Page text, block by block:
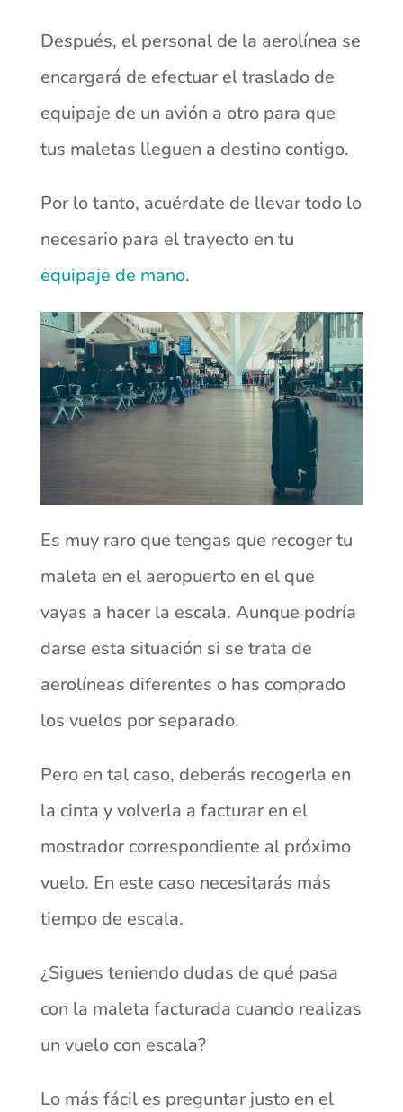
Después, el personal de la aerolínea se
encargará de efectuar el traslado de
equipaje de un avión a otro para que
tus maletas lleguen a destino contigo.
Por lo tanto, acuérdate de llevar todo lo
necesario para el trayecto en tu
equipaje de mano.
Es muy raro que tengas que recoger tu
maleta en el aeropuerto en el que
vayas a hacer la escala. Aunque podría
darse esta situación si se trata de
aerolíneas diferentes o has comprado
los vuelos por separado.
Pero en tal caso, deberás recogerla en
la cinta y volverla a facturar en el
mostrador correspondiente al próximo
vuelo. En este caso necesitarás más
tiempo de escala.
¿Sigues teniendo dudas de qué pasa
con la maleta facturada cuando realizas
un vuelo con escala?
Lo más fácil es preguntar justo en el